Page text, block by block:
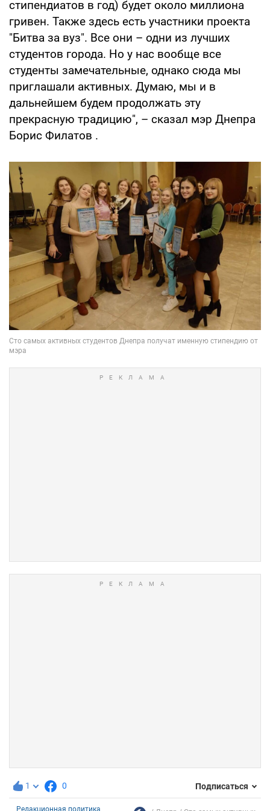
стипендиатов в год) будет около миллиона
гривен. Также здесь есть участники проекта
"Битва за вуз". Все они – одни из лучших
студентов города. Но у нас вообще все
студенты замечательные, однако сюда мы
приглашали активных. Думаю, мы и в
дальнейшем будем продолжать эту
прекрасную традицию", – сказал мэр Днепра
Борис Филатов .
1 0 Подписаться
Редакционная политика